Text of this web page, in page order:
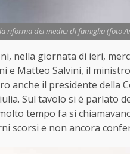
riforma dei medici di famiglia (foto
nella giornata di ieri,
e Matteo Salvini, il
anche il presidente della
Sul tavolo si è parlato
tempo fa si
scorsi e non ancora